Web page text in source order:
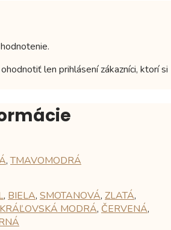
len prihlásení zákazníci, ktorí si
,TMAVOMODRÁ
, BIELA, SMOTANOVÁ, ZLATÁ,
KRÁĽOVSKÁ MODRÁ, ČERVENÁ,